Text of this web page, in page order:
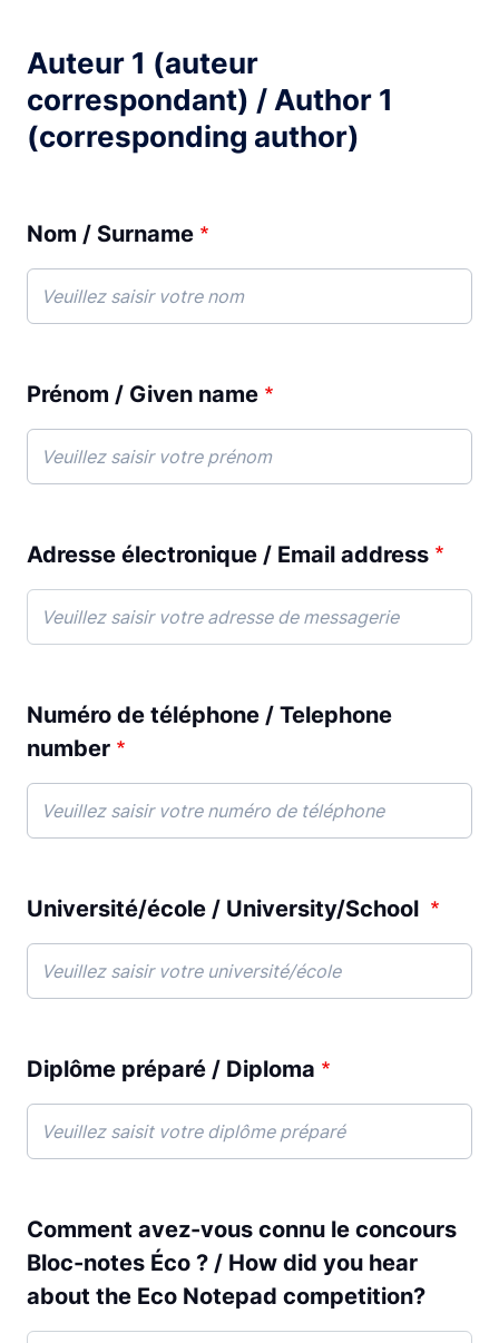
Auteur 1 (auteur
correspondant) / Author 1
(corresponding author)
Nom / Surname
Prénom / Given name
Adresse électronique / Email address
Numéro de téléphone / Telephone
number
Université/école / University/School
Diplôme préparé / Diploma
Comment avez-vous connu le concours
Bloc-notes Éco ? / How did you hear
about the Eco Notepad competition?